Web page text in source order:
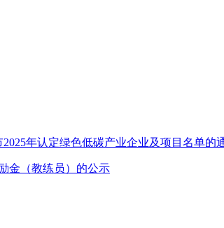
年认定绿色低碳产业企业及项目名单的
金（教练员）的公示